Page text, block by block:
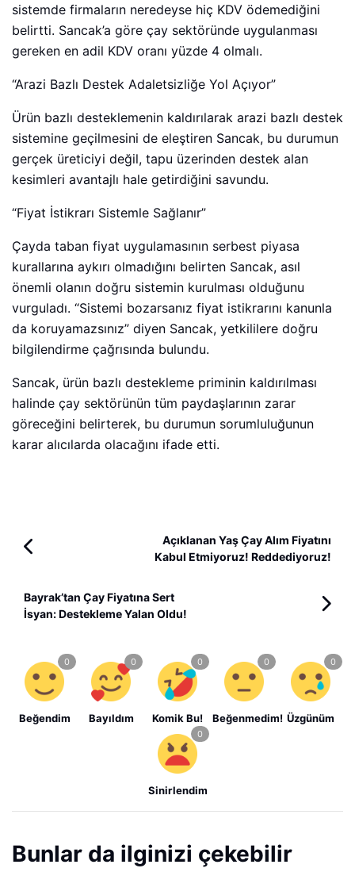
sistemde firmaların neredeyse hiç KDV ödemediğini
belirtti. Sancak’a göre çay sektöründe uygulanması
gereken en adil KDV oranı yüzde 4 olmalı.
“Arazi Bazlı Destek Adaletsizliğe Yol Açıyor”
Ürün bazlı desteklemenin kaldırılarak arazi bazlı destek
sistemine geçilmesini de eleştiren Sancak, bu durumun
gerçek üreticiyi değil, tapu üzerinden destek alan
kesimleri avantajlı hale getirdiğini savundu.
“Fiyat İstikrarı Sistemle Sağlanır”
Çayda taban fiyat uygulamasının serbest piyasa
kurallarına aykırı olmadığını belirten Sancak, asıl
önemli olanın doğru sistemin kurulması olduğunu
vurguladı. “Sistemi bozarsanız fiyat istikrarını kanunla
da koruyamazsınız” diyen Sancak, yetkililere doğru
bilgilendirme çağrısında bulundu.
Sancak, ürün bazlı destekleme priminin kaldırılması
halinde çay sektörünün tüm paydaşlarının zarar
göreceğini belirterek, bu durumun sorumluluğunun
karar alıcılarda olacağını ifade etti.
Açıklanan Yaş Çay Alım Fiyatını
Kabul Etmiyoruz! Reddediyoruz!
Bayrak’tan Çay Fiyatına Sert
İsyan: Destekleme Yalan Oldu!
Beğendim Bayıldım Komik Bu! Beğenmedim! Üzgünüm
Sinirlendim
Bunlar da ilginizi çekebilir